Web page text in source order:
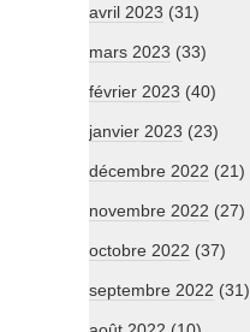
avril 2023 (31)
mars 2023 (33)
février 2023 (40)
janvier 2023 (23)
décembre 2022 (21)
novembre 2022 (27)
octobre 2022 (37)
septembre 2022 (31)